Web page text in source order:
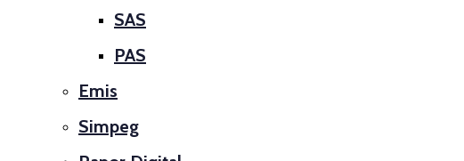
SAS
PAS
Emis
Simpeg